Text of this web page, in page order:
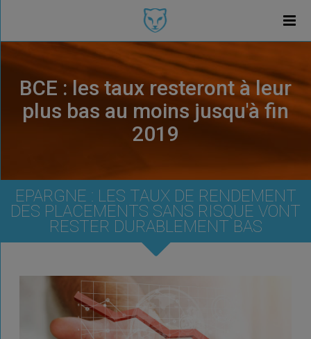
BCE : les taux resteront à leur
plus bas au moins jusqu'à fin
2019
EPARGNE : LES TAUX DE RENDEMENT
DES PLACEMENTS SANS RISQUE VONT
RESTER DURABLEMENT BAS